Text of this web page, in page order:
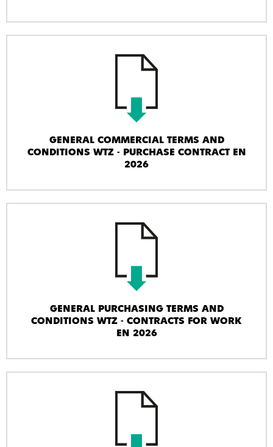
GENERAL COMMERCIAL TERMS AND
CONDITIONS WTZ - PURCHASE CONTRACT EN
2026
GENERAL PURCHASING TERMS AND
CONDITIONS WTZ - CONTRACTS FOR WORK
EN 2026